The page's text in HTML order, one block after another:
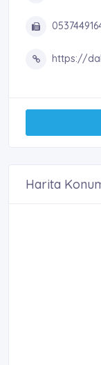
https://
Harita